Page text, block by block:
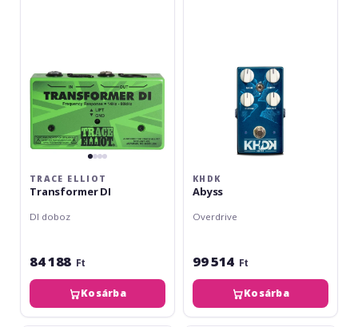
TRACE ELLIOT
Transformer DI
DI doboz
84 188 Ft
Kosárba
KHDK
Abyss
Overdrive
99 514 Ft
Kosárba